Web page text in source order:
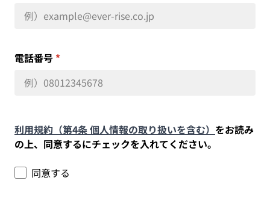
電話番号 *
利用規約（第4条 個人情報の取り扱いを含む） をお読み
の上、同意するにチェックを入れてください。
同意する